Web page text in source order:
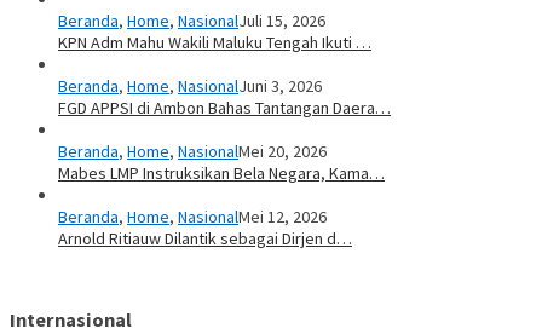
Beranda, Home, NasionalJuli 15, 2026
KPN Adm Mahu Wakili Maluku Tengah Ikuti …
Beranda, Home, NasionalJuni 3, 2026
FGD APPSI di Ambon Bahas Tantangan Daera…
Beranda, Home, NasionalMei 20, 2026
Mabes LMP Instruksikan Bela Negara, Kama…
Beranda, Home, NasionalMei 12, 2026
Arnold Ritiauw Dilantik sebagai Dirjen d…
Internasional